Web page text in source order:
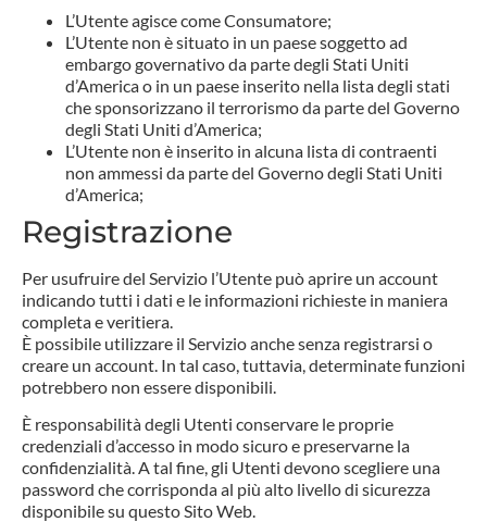
L’Utente agisce come Consumatore;
L’Utente non è situato in un paese soggetto ad
embargo governativo da parte degli Stati Uniti
d’America o in un paese inserito nella lista degli stati
che sponsorizzano il terrorismo da parte del Governo
degli Stati Uniti d’America;
L’Utente non è inserito in alcuna lista di contraenti
non ammessi da parte del Governo degli Stati Uniti
d’America;
Registrazione
Per usufruire del Servizio l’Utente può aprire un account
indicando tutti i dati e le informazioni richieste in maniera
completa e veritiera.
È possibile utilizzare il Servizio anche senza registrarsi o
creare un account. In tal caso, tuttavia, determinate funzioni
potrebbero non essere disponibili.
È responsabilità degli Utenti conservare le proprie
credenziali d’accesso in modo sicuro e preservarne la
confidenzialità. A tal fine, gli Utenti devono scegliere una
password che corrisponda al più alto livello di sicurezza
disponibile su questo Sito Web.